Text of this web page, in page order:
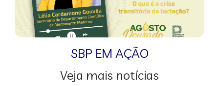
SBP EM AÇÃO
Veja mais notícias